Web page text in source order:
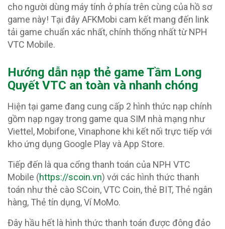
cho người dùng máy tính ở phía trên cùng của hồ sơ
game này! Tại đây AFKMobi cam kết mang đến link
tải game chuẩn xác nhất, chính thống nhất từ NPH
VTC Mobile.
Hướng dẫn nạp thẻ game Tầm Long
Quyết VTC an toàn và nhanh chóng
Hiện tại game đang cung cấp 2 hình thức nạp chính
gồm nạp ngay trong game qua SIM nhà mạng như
Viettel, Mobifone, Vinaphone khi kết nối trực tiếp với
kho ứng dụng Google Play và App Store.
Tiếp đến là qua cổng thanh toán của NPH VTC
Mobile (https://scoin.vn) với các hình thức thanh
toán như thẻ cào SCoin, VTC Coin, thẻ BIT, Thẻ ngân
hàng, Thẻ tín dụng, Ví MoMo.
Đây hầu hết là hình thức thanh toán được đông đảo